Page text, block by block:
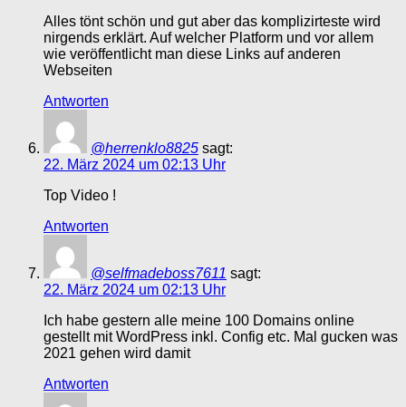
Alles tönt schön und gut aber das komplizirteste wird
nirgends erklärt. Auf welcher Platform und vor allem
wie veröffentlicht man diese Links auf anderen
Webseiten
Antworten
@herrenklo8825 sagt:
22. März 2024 um 02:13 Uhr
Top Video !
Antworten
@selfmadeboss7611 sagt:
22. März 2024 um 02:13 Uhr
Ich habe gestern alle meine 100 Domains online
gestellt mit WordPress inkl. Config etc. Mal gucken was
2021 gehen wird damit
Antworten